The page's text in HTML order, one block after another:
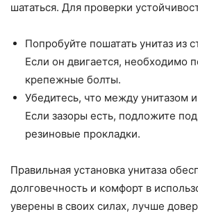
шататься. Для проверки
Попробуйте пошатать унитаз из
Если он двигается, необходимо
крепежные болты.
Убедитесь, что между унитазом
Если зазоры есть, подложите
резиновые прокладки.
Правильная установка унитаза
долговечность и комфорт в
уверены в своих силах, лучше